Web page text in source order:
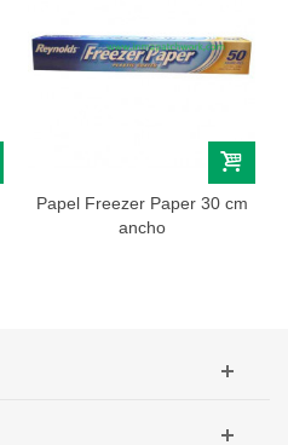
Papel Freezer Paper 30 cm
ancho